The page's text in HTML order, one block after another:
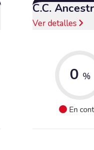
C.C.
Ver detalles
0 %
En